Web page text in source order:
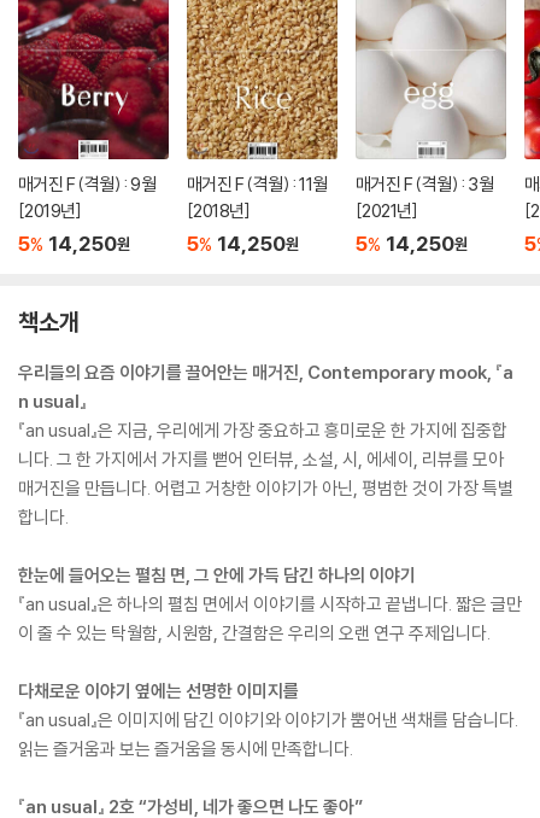
매거진 F (격월) : 9월
[2019년]
5% 14,250원
매거진 F (격월) : 11월
[2018년]
5% 14,250원
매거진 F (격월) : 3월
[2021년]
5% 14,250원 5
책소개
우리들의 요즘 이야기를 끌어안는 매거진, Contemporary mook, 『a
n usual』
『an usual』은 지금, 우리에게 가장 중요하고 흥미로운 한 가지에 집중합
니다. 그 한 가지에서 가지를 뻗어 인터뷰, 소설, 시, 에세이, 리뷰를 모아
매거진을 만듭니다. 어렵고 거창한 이야기가 아닌, 평범한 것이 가장 특별
합니다.
한눈에 들어오는 펼침 면, 그 안에 가득 담긴 하나의 이야기
『an usual』은 하나의 펼침 면에서 이야기를 시작하고 끝냅니다. 짧은 글만
이 줄 수 있는 탁월함, 시원함, 간결함은 우리의 오랜 연구 주제입니다.
다채로운 이야기 옆에는 선명한 이미지를
『an usual』은 이미지에 담긴 이야기와 이야기가 뿜어낸 색채를 담습니다.
읽는 즐거움과 보는 즐거움을 동시에 만족합니다.
『an usual』 2호 “가성비, 네가 좋으면 나도 좋아”